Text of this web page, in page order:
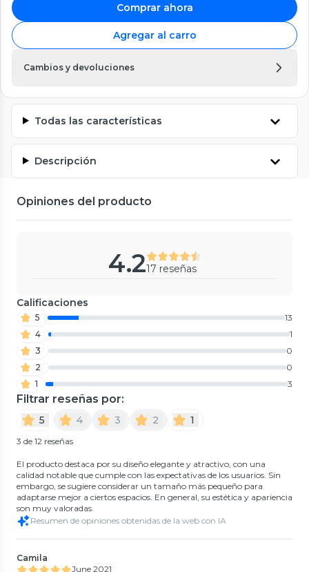
Comprar ahora
Agregar al carro
Cambios y devoluciones
Todas las características
Descripción
Opiniones del producto
4.217 reseñas
Calificaciones
5
13
4
1
3
0
2
0
1
3
Filtrar reseñas por:
5 4 3 2 1
3 de 12 reseñas
El producto destaca por su diseño elegante y atractivo, con una
calidad notable que cumple con las expectativas de los usuarios. Sin
embargo, se sugiere considerar un tamaño más pequeño para
adaptarse mejor a ciertos espacios. En general, su estética y apariencia
son muy valoradas.
Resumen de opiniones obtenidas de la web con IA
Camila
June 2021